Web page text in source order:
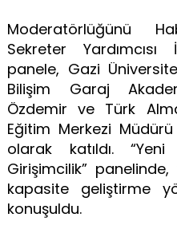
Moderatörlüğünü
Sekreter
panele, Gazi
Bilişim Garaj
Özdemir ve Türk
Eğitim Merkezi
olarak katıldı.
Girişimcilik” panelinde,
kapasite geliştirme
konuşuldu.